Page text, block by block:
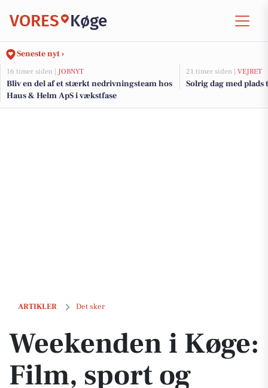
VORES Køge
Seneste nyt ›
16 timer siden | JOBNYT
Bliv en del af et stærkt nedrivningsteam hos
Haus & Helm ApS i vækstfase
21 timer siden | VEJRET
Solrig dag med
ARTIKLER Det sker
Weekenden i Køge: Film, sport og musik
Weekenden i Køge:
Film, sport og